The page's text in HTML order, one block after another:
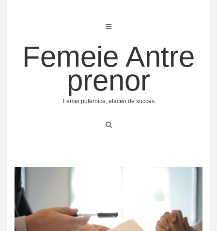
Femeie Antre
prenor
Femei puternice, afaceri de succes